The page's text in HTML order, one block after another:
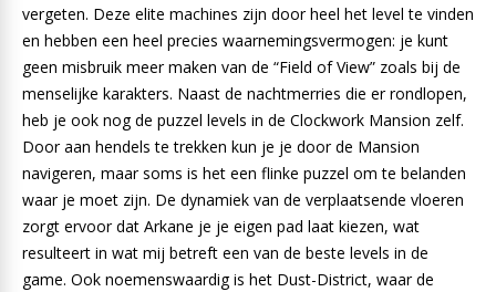
vergeten. Deze elite machines zijn door heel het level te vinden
en hebben een heel precies waarnemingsvermogen: je kunt
geen misbruik meer maken van de “Field of View” zoals bij de
menselijke karakters. Naast de nachtmerries die er rondlopen,
heb je ook nog de puzzel levels in de Clockwork Mansion zelf.
Door aan hendels te trekken kun je je door de Mansion
navigeren, maar soms is het een flinke puzzel om te belanden
waar je moet zijn. De dynamiek van de verplaatsende vloeren
zorgt ervoor dat Arkane je je eigen pad laat kiezen, wat
resulteert in wat mij betreft een van de beste levels in de
game. Ook noemenswaardig is het Dust-District, waar de